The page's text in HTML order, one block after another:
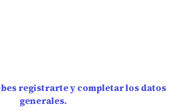
registrarte y completar los datos
generales.